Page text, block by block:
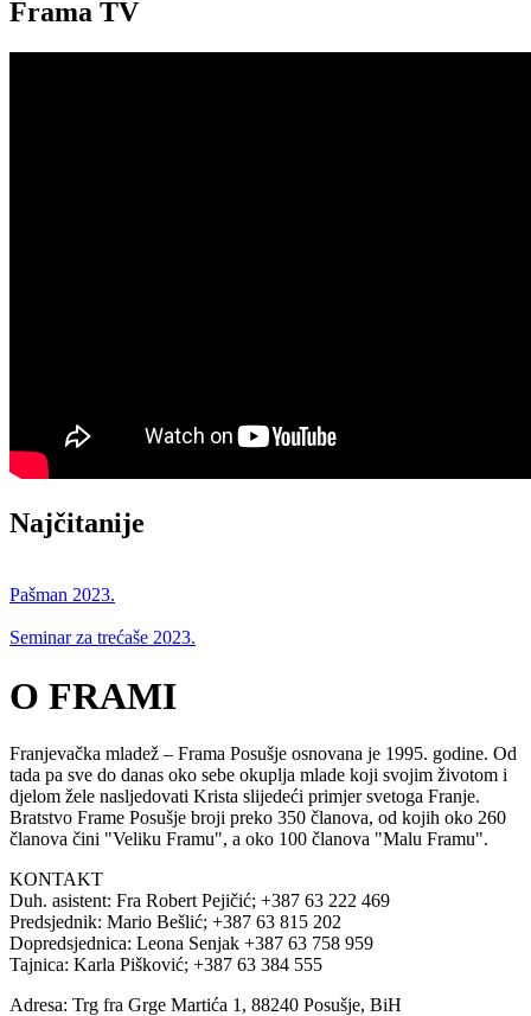
Frama TV
Najčitanije
Pašman 2023.
Seminar za trećaše 2023.
O FRAMI
Franjevačka mladež – Frama Posušje osnovana je 1995. godine. Od
tada pa sve do danas oko sebe okuplja mlade koji svojim životom i
djelom žele nasljedovati Krista slijedeći primjer svetoga Franje.
Bratstvo Frame Posušje broji preko 350 članova, od kojih oko 260
članova čini "Veliku Framu", a oko 100 članova "Malu Framu".
KONTAKT
Duh. asistent: Fra Robert Pejičić; +387 63 222 469
Predsjednik: Mario Bešlić; +387 63 815 202
Dopredsjednica: Leona Senjak +387 63 758 959
Tajnica: Karla Pišković; +387 63 384 555
Adresa: Trg fra Grge Martića 1, 88240 Posušje, BiH